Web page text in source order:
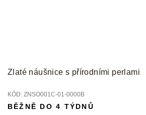
Zlaté náušnice s přírodními perlami
KÓD: ZNSO001C-01-0000B
BĚŽNĚ DO 4 TÝDNŮ